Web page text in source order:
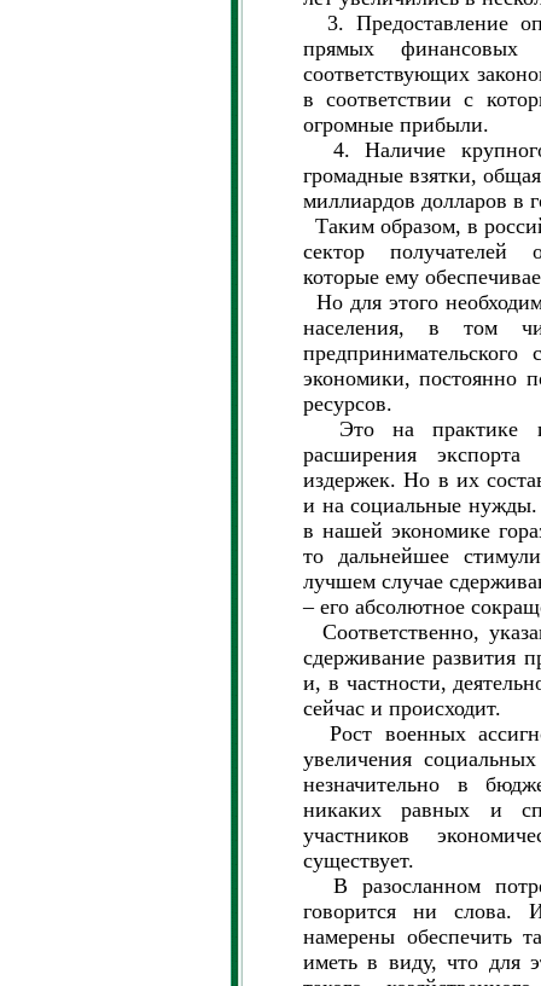
3. Предоставление
прямых
соответствующих
в соответствии с
огромные прибыли.
4. Наличие
громадные взятки,
миллиардов долларов в
Таким образом, в
сектор получателей
которые ему
Но для этого
населения, в том
экономики, постоянно
ресурсов.
Это на практике и
расширения
издержек. Но в их
и на социальные нужды.
в нашей экономике
то дальнейшее
лучшем случае
– его абсолютное
Соответственно,
сдерживание развития
и, в частности,
сейчас и происходит.
Рост военных
увеличения
незначительно в
никаких равных и
участников
существует.
В разосланном
говорится ни слова.
намерены обеспечить
иметь в виду, что для